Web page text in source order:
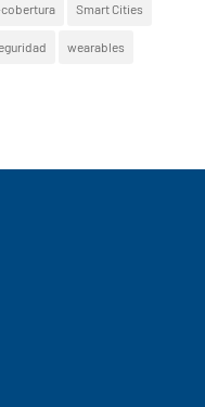
Smart Cities
wearables